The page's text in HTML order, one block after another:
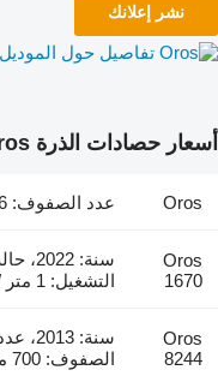
نشر إعلانك
تفاصيل حول الموديل Oros
أسعار حصادات الذرة Oros
Oros عدد الصفوف: 6
Oros
1670
سنة:
التشغيل: 1 متر / ساعة
Oros
8244
الصفوف: 700 ملم